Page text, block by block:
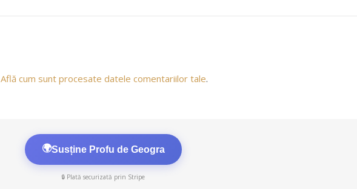
Află cum sunt procesate datele comentariilor tale.
🌍Susține Profu de Geogra
🔒 Plată securizată prin Stripe